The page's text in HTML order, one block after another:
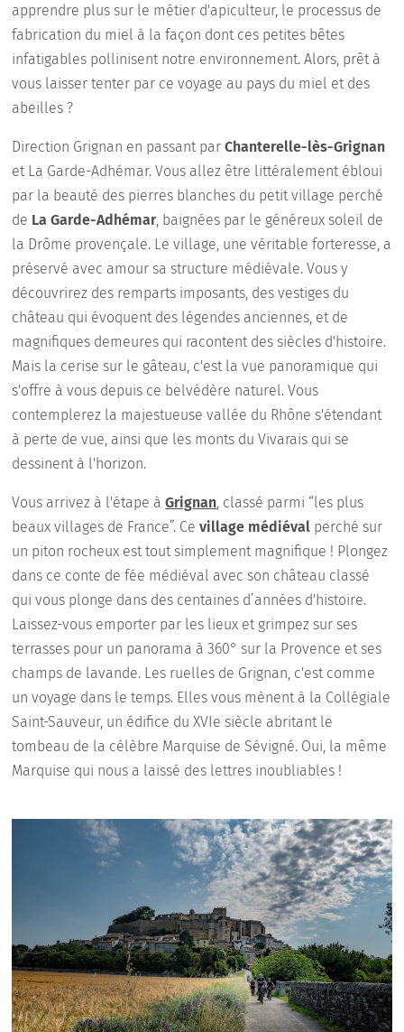
apprendre plus sur le métier d'apiculteur, le processus de
fabrication du miel à la façon dont ces petites bêtes
infatigables pollinisent notre environnement. Alors, prêt à
vous laisser tenter par ce voyage au pays du miel et des
abeilles ?
Direction Grignan en passant parChanterelle-lès-Grignan
et La Garde-Adhémar. Vous allez être littéralement ébloui
par la beauté des pierres blanches du petit village perché
de La Garde-Adhémar, baignées par le généreux soleil de
la Drôme provençale. Le village, une véritable forteresse, a
préservé avec amour sa structure médiévale. Vous y
découvrirez des remparts imposants, des vestiges du
château qui évoquent des légendes anciennes, et de
magnifiques demeures qui racontent des siècles d'histoire.
Mais la cerise sur le gâteau, c'est la vue panoramique qui
s'offre à vous depuis ce belvédère naturel. Vous
contemplerez la majestueuse vallée du Rhône s'étendant
à perte de vue, ainsi que les monts du Vivarais qui se
dessinent à l'horizon.
Vous arrivez à l'étape à Grignan, classé parmi “les plus
beaux villages de France”. Cevillage médiéval perché sur
un piton rocheux est tout simplement magnifique ! Plongez
dans ce conte de fée médiéval avec son château classé
qui vous plonge dans des centaines d’années d'histoire.
Laissez-vous emporter par les lieux et grimpez sur ses
terrasses pour un panorama à 360° sur la Provence et ses
champs de lavande. Les ruelles de Grignan, c'est comme
un voyage dans le temps. Elles vous mènent à la Collégiale
Saint-Sauveur, un édifice du XVIe siècle abritant le
tombeau de la célèbre Marquise de Sévigné. Oui, la même
Marquise qui nous a laissé des lettres inoubliables !